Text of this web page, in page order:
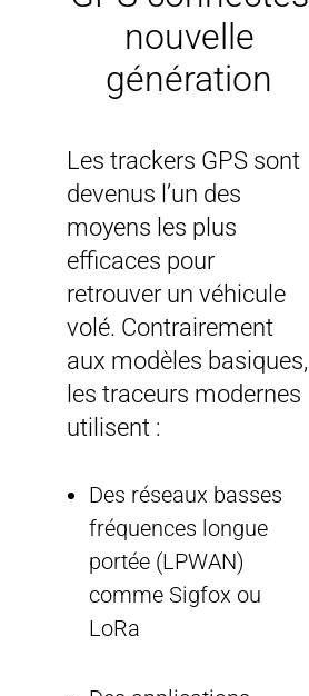
nouvelle
génération
Les trackers GPS sont
devenus l’un des
moyens les plus
efficaces pour
retrouver un véhicule
volé. Contrairement
aux modèles basiques,
les traceurs modernes
utilisent :
Des réseaux basses
fréquences longue
portée (LPWAN)
comme Sigfox ou
LoRa